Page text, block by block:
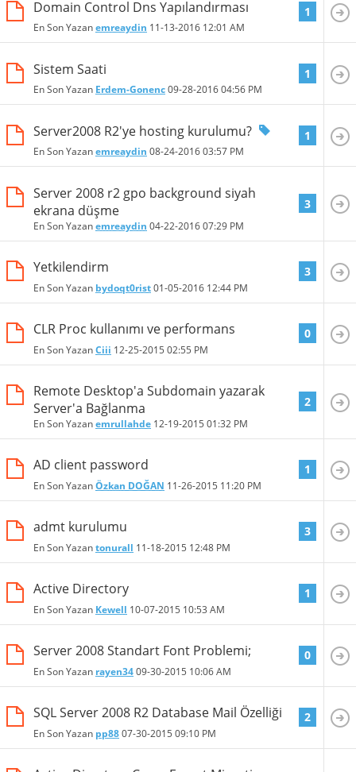
Domain Control Dns Yapılandırması
En Son Yazanemreaydin 11-13-2016 12:01 AM
1
Sistem Saati
En Son Yazan Erdem-Gonenc09-28-201604:56 PM
1
Server2008 R2'ye hosting kurulumu?
En Son Yazanemreaydin 08-24-201603:57 PM
1
Server 2008 r2 gpo background siyah
ekrana düşme
En Son Yazanemreaydin 04-22-201607:29 PM
3
Yetkilendirm
En Son Yazan bydoqt0rist01-05-2016 12:44 PM
3
CLR Proc kullanımı ve performans
En Son YazanCiii 12-25-2015 02:55 PM
0
Remote Desktop'a Subdomain yazarak
Server'a Bağlanma
En Son Yazanemrullahde 12-19-2015 01:32 PM
2
AD client password
En Son YazanÖzkan DOĞAN 11-26-2015 11:20 PM
1
admt kurulumu
En Son Yazantonurall 11-18-2015 12:48 PM
3
Active Directory
En Son Yazan Kewell 10-07-2015 10:53 AM
1
Server 2008 Standart Font Problemi;
En Son Yazan rayen3409-30-2015 10:06 AM
0
SQL Server 2008 R2 Database Mail Özelliği
En Son Yazan pp8807-30-2015 09:10 PM
2